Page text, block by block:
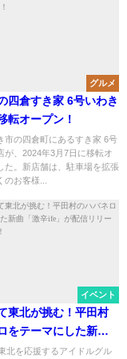
グルメ
四倉すき家 6号いわき
転オープン！
市の四倉町にあるすき家 6号
が、2024年3月7日に移転オ
た。新店舗は、駐車場を拡張
のお客様...
イベント
東北が挑む！平田村
をテーマにした新曲
が配信リリース、MV
北を応援するアイドルグル